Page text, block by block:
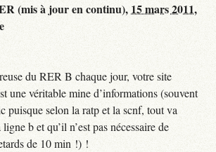
(mis à jour en continu), 15 mars 2011,
du RER B chaque jour, votre site
une véritable mine d’informations (souvent
puisque selon la ratp et la scnf, tout va
b et qu’il n’est pas nécessaire de
de 10 min !) !